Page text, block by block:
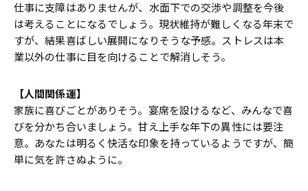
仕事に支障はありませんが、水面下での交渉や調整を今後
は考えることになるでしょう。現状維持が難しくなる年末で
すが、結果喜ばしい展開になりそうな予感。ストレスは本
業以外の仕事に目を向けることで解消しそう。
【人間関係運】
家族に喜びごとがありそう。宴席を設けるなど、みんなで喜
びを分かち合いましょう。甘え上手な年下の異性には要注
意。あなたは明るく快活な印象を持っているようですが、簡
単に気を許さぬように。